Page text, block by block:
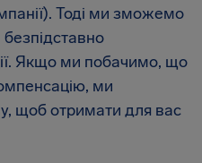
Тоді ми зможемо
Якщо ми побачимо, що
ми
щоб отримати для вас